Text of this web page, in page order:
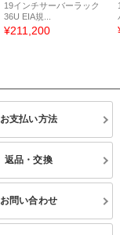
19インチサーバーラック
36U EIA規...
¥211,200
お支払い方法
返品・交換
お問い合わせ